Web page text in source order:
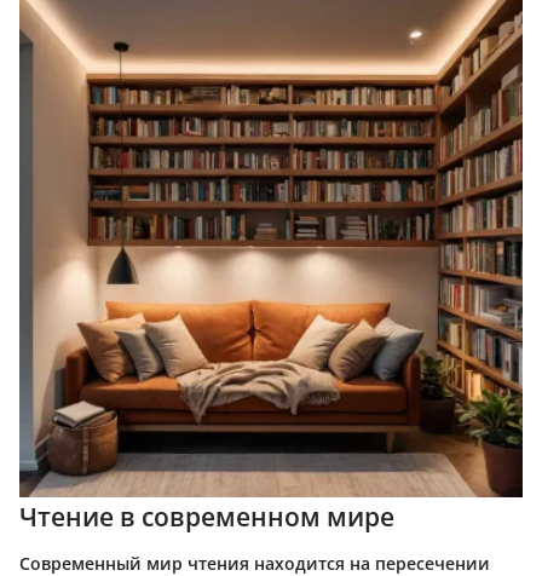
Чтение в современном мире
Современный мир чтения находится на пересечении